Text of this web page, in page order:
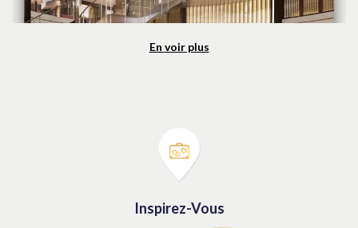
Découvrir
En voir plus
Inspirez-Vous